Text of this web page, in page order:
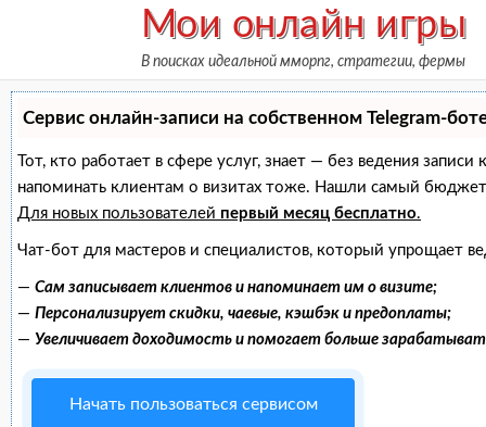
Мои онлайн игры
В поисках идеальной мморпг, стратегии, фермы
Сервис онлайн-записи на собственном Telegram-
Тот, кто работает в сфере услуг, знает — без ведения
напоминать клиентам о визитах тоже. Нашли самый
Для новых пользователей первый месяц бесплатно.
Чат-бот для мастеров и специалистов, который упрощает
— Сам записывает клиентов и напоминает им о визите;
— Персонализирует скидки, чаевые, кэшбэк и предоплаты;
— Увеличивает доходимость и помогает больше
Начать пользоваться сервисом